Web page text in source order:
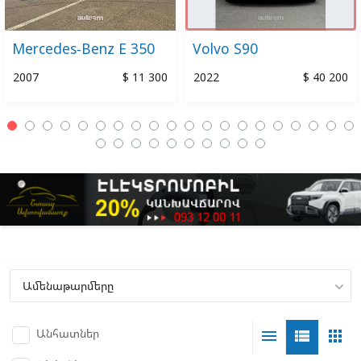
Mercedes-Benz E 350
2007 $ 11 300
Volvo S90
2022 $ 40 200
Անհատներ apps
view_list
menu